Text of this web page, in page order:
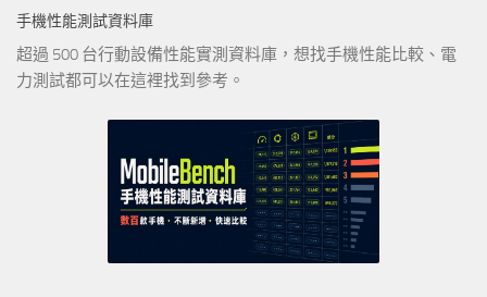
手機性能測試資料庫
超過 500 台行動設備性能實測資料庫，想找手機性能比較、電
力測試都可以在這裡找到參考。